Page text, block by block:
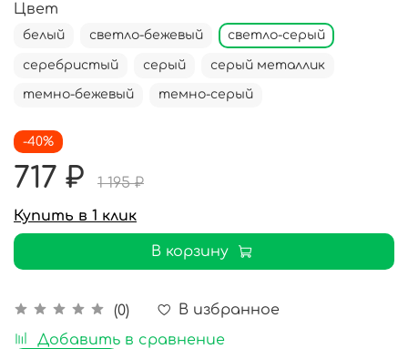
(0)
В избранное
Добавить в сравнение
Цвет
белый светло-бежевый светло-серый
серебристый серый серый металлик
темно-бежевый темно-серый
-40%
717 ₽
1 195 ₽
Купить в 1 клик
В корзину